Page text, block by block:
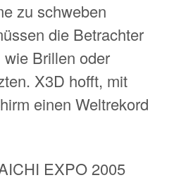
zu schweben
die Betrachter
Brillen oder
X3D hofft, mit
einen Weltrekord
EXPO 2005